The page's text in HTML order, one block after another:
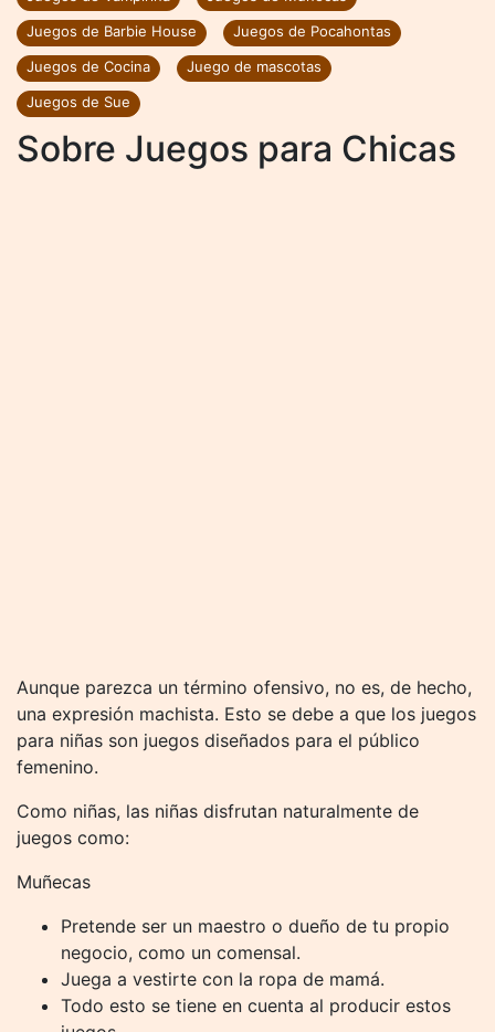
Juegos de Barbie House
Juegos de Pocahontas
Juegos de Cocina
Juego de mascotas
Juegos de Sue
Sobre Juegos para Chicas
Aunque parezca un término ofensivo, no es, de hecho,
una expresión machista. Esto se debe a que los juegos
para niñas son juegos diseñados para el público
femenino.
Como niñas, las niñas disfrutan naturalmente de
juegos como:
Muñecas
Pretende ser un maestro o dueño de tu propio
negocio, como un comensal.
Juega a vestirte con la ropa de mamá.
Todo esto se tiene en cuenta al producir estos